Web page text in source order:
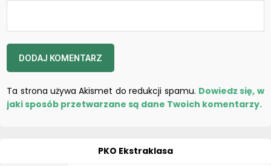
Ta strona używa Akismet do redukcji spamu. Dowiedz się, w
jaki sposób przetwarzane są dane Twoich komentarzy.
PKO Ekstraklasa